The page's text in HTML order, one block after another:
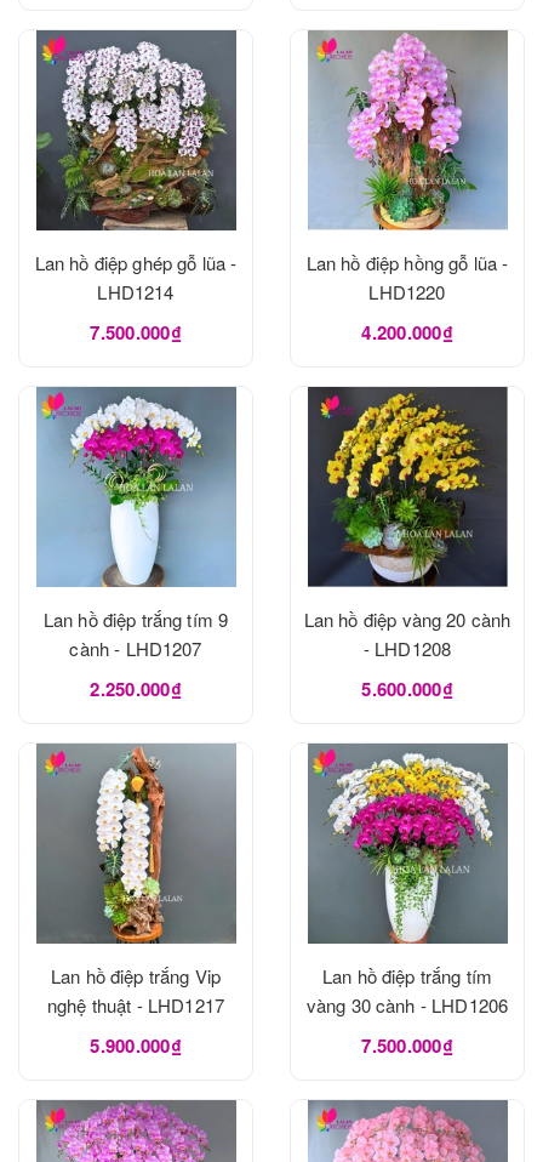
Lan hồ điệp ghép gỗ lũa -
LHD1214
7.500.000₫
Lan hồ điệp hồng gỗ lũa -
LHD1220
4.200.000₫
Lan hồ điệp trắng tím 9
cành - LHD1207
2.250.000₫
Lan hồ điệp vàng 20 cành
- LHD1208
5.600.000₫
Lan hồ điệp trắng Vip
nghệ thuật - LHD1217
5.900.000₫
Lan hồ điệp trắng tím
vàng 30 cành - LHD1206
7.500.000₫